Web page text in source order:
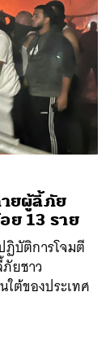
ายผู้ลี้ภัย
ย 13 ราย
ฏิบัติการโจมตี
ยชาว
ต้ของประเทศ